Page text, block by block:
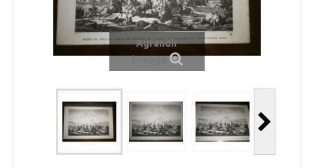
Agrandir